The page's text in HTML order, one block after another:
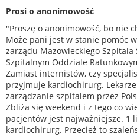
Prosi o anonimowość
"Proszę o anonimowość, bo nie
Może pani jest w stanie pomóc
zarządu Mazowieckiego Szpitala
Szpitalnym Oddziale
Zamiast internistów, czy
przyjmuje kardiochirurg.
zarządzanie szpitalem przez
Zbliża się weekend i z tego co
pacjentów jest najważniejsze. 1
kardiochirurg. Przecież to